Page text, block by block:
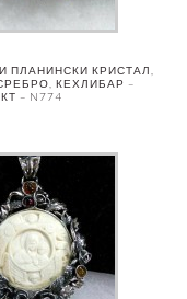
ПЛАНИНСКИ КРИСТАЛ,
КЕХЛИБАР –
– N774